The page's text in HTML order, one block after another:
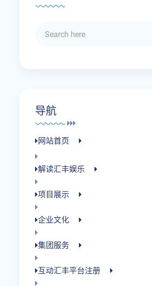
导航
网站首页
解读汇丰娱乐
项目展示
企业文化
集团服务
互动汇丰平台注册